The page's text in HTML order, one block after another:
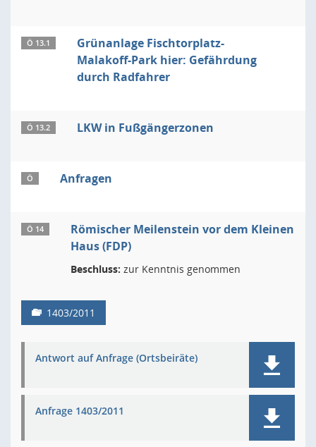
Ö 13.1
Grünanlage Fischtorplatz-
Malakoff-Park hier: Gefährdung
durch Radfahrer
Ö 13.2 LKW in Fußgängerzonen
Ö Anfragen
Ö 14
Römischer Meilenstein vor dem Kleinen
Haus (FDP)
Beschluss: zur Kenntnis genommen
1403/2011
Antwort auf Anfrage (Ortsbeiräte)
Anfrage 1403/2011